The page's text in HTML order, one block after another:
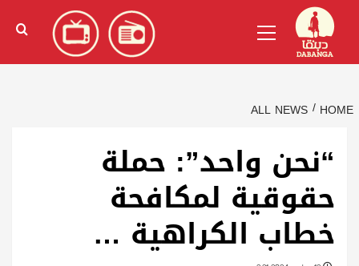
content
الإنجليزية)
Menu
HOME
ALL NEWS
“نحن واحد”: حملة
حقوقية لمكافحة
خطاب الكراهية …